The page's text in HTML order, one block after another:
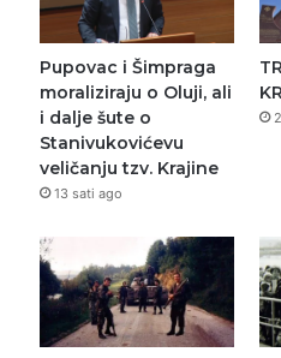
Pupovac i Šimpraga
moraliziraju o Oluji, ali
i dalje šute o
Stanivukovićevu
veličanju tzv. Krajine
13 sati ago